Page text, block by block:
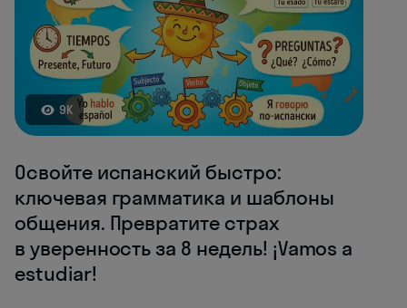
9K
Освойте испанский быстро:
ключевая грамматика и шаблоны
общения. Превратите страх
в уверенность за 8 недель! ¡Vamos a
estudiar!